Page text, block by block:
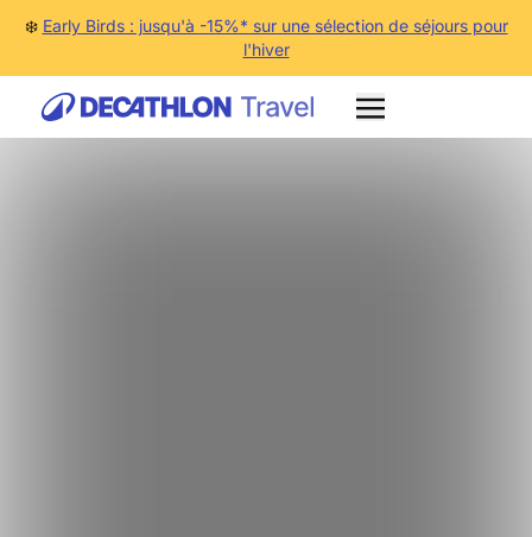
❄️ Early Birds : jusqu'à -15%* sur une sélection de séjours pour
l'hiver